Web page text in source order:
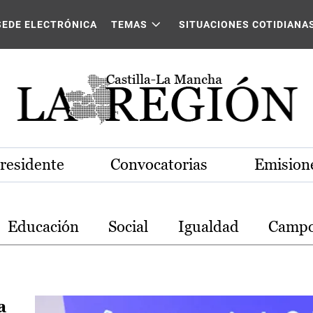
La Mancha
ELECTRÓNICA TEMAS SITUACIONES
Convocatorias
Educación Social Igualdad